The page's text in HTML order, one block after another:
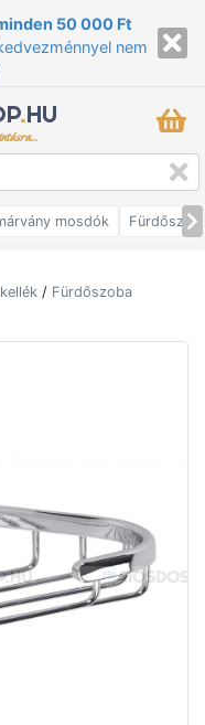
50 000 Ft
nem
.HU
mosdók
/ Fürdőszoba